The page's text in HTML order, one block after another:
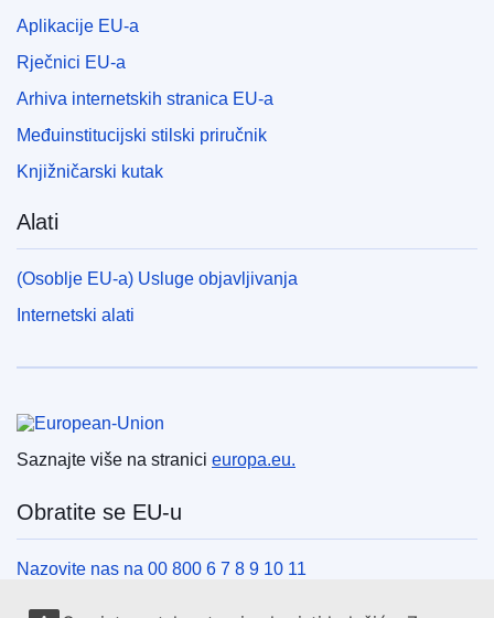
Aplikacije EU-a
Rječnici EU-a
Arhiva internetskih stranica EU-a
Međuinstitucijski stilski priručnik
Knjižničarski kutak
Alati
(Osoblje EU-a) Usluge objavljivanja
Internetski alati
Saznajte više na stranici europa.eu.
Obratite se EU-u
Nazovite nas na 00 800 6 7 8 9 10 11
Uspostavite telefonsku vezu na drugi način